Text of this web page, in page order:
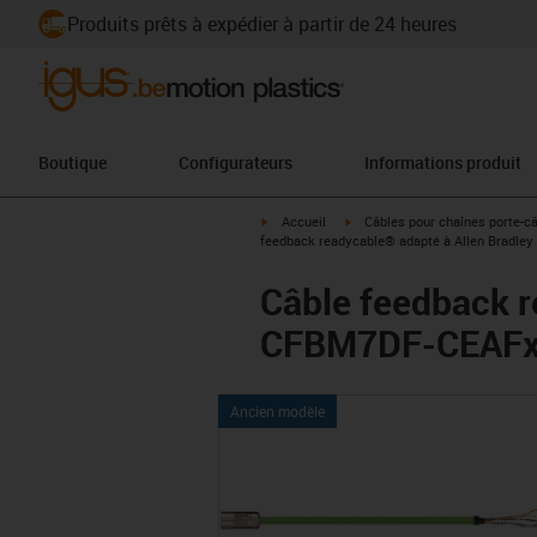
Produits prêts à expédier à partir de 24 heures
Boutique Configurateurs Informations produit
igus-icon-arrow-right
Accueil igus-icon-arrow-right
Câbles pour chaînes porte-
feedback readycable® adapté à Allen Bradley
Câble feedback
CFBM7DF-
Ancien modèle